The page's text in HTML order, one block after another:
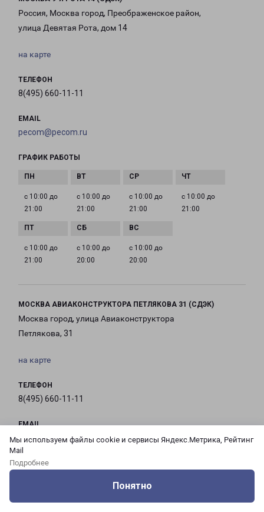
Мы используем файлы cookie и сервисы Яндекс.Метрика, Рейтинг
Mail
Подробнее
Понятно
Россия, Москва город, Преображенское район,
улица Девятая Рота, дом 14
на карте
ТЕЛЕФОН
8(495) 660-11-11
EMAIL
pecom@pecom.ru
ГРАФИК РАБОТЫ
с 10:00 до
21:00
с 10:00 до
21:00
с 10:00 до
21:00
с 10:00 до
21:00
с 10:00 до
21:00
с 10:00 до
20:00
с 10:00 до
20:00
МОСКВА АВИАКОНСТРУКТОРА ПЕТЛЯКОВА 31 (СДЭК)
Москва город, улица Авиаконструктора
Петлякова, 31
на карте
ТЕЛЕФОН
8(495) 660-11-11
EMAIL
pecom@pecom.ru
ГРАФИК РАБОТЫ
с 10:00 до
с 10:00 до
с 10:00 до
с 10:00 до